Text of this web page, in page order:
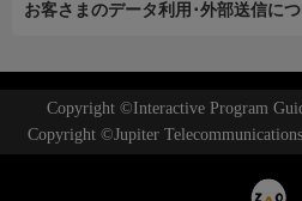
お客さまのデータ利用･外部送信に
Copyright ©Interactive Program
Copyright ©Jupiter